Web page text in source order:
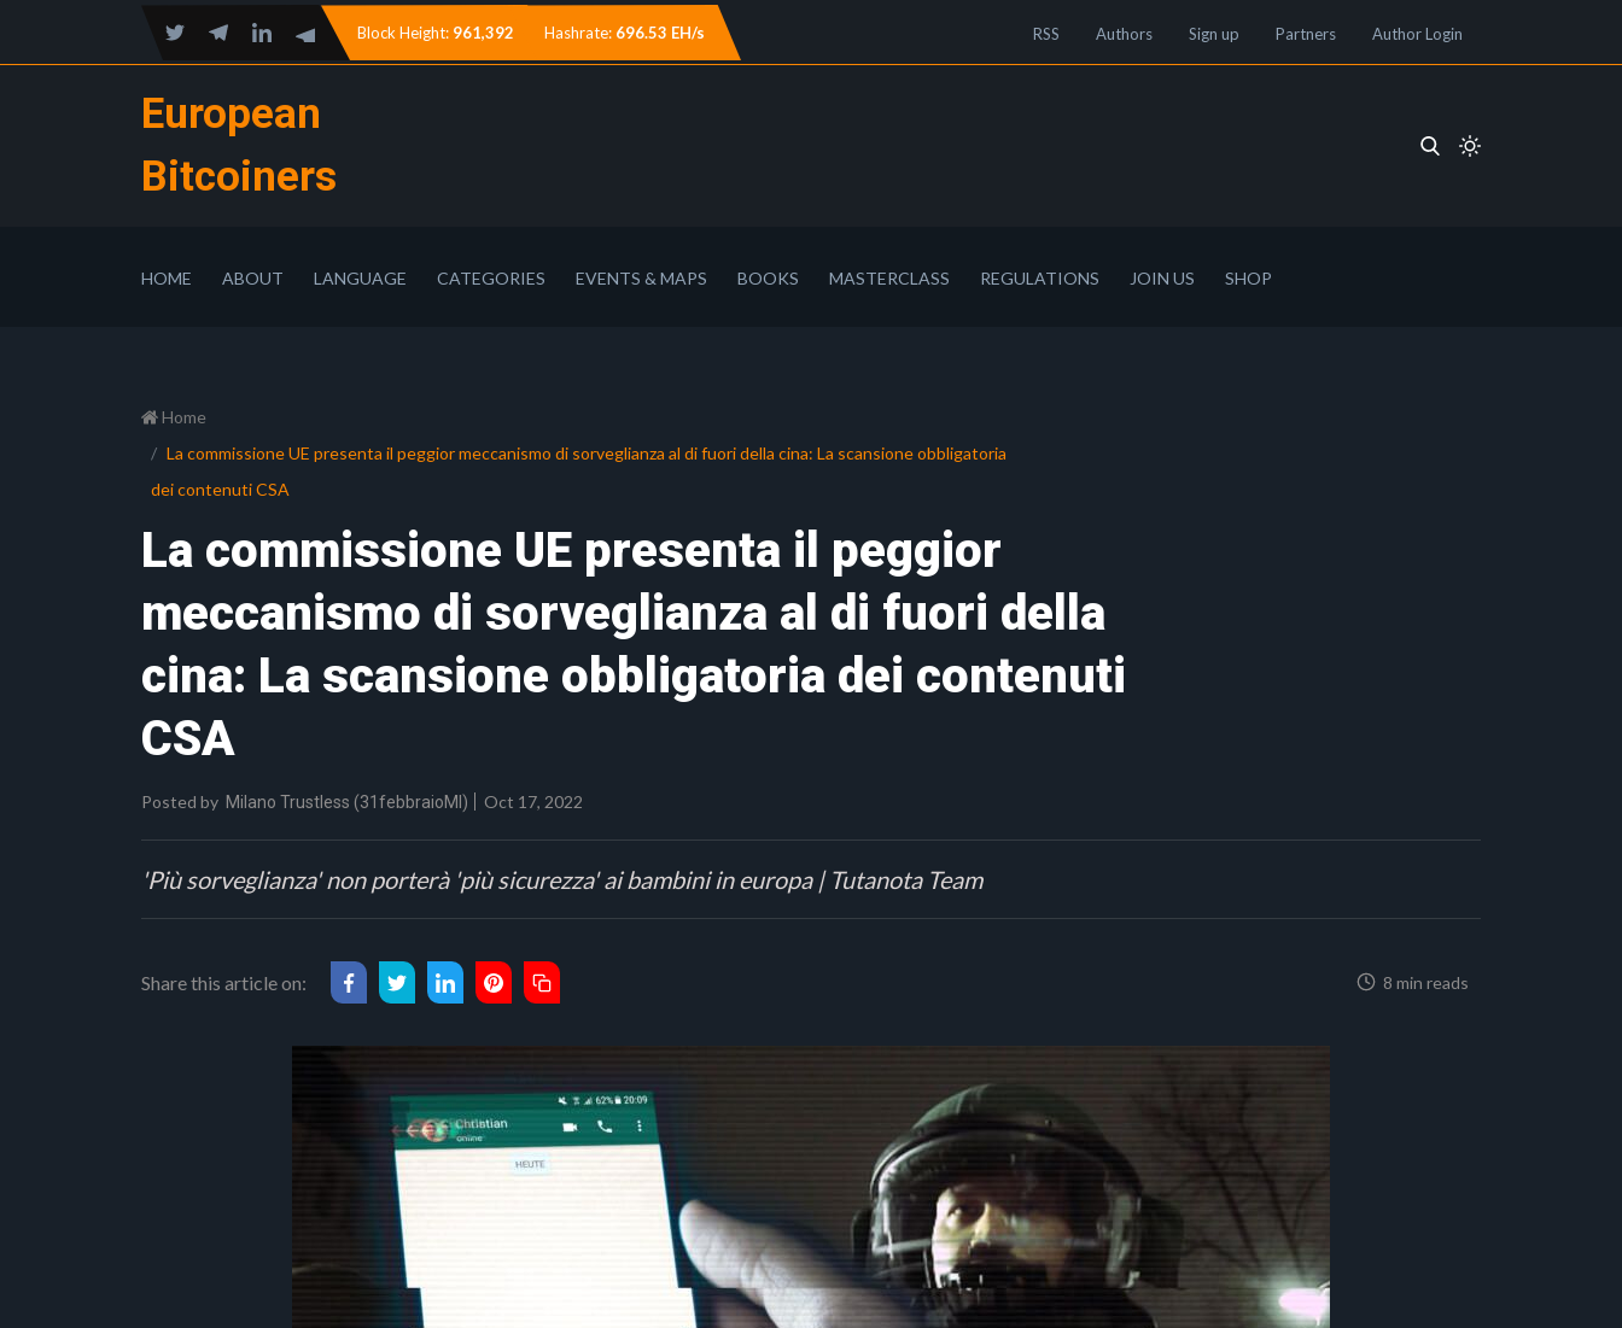
Block Height: 961,392 Hashrate: 696.53 EH/s RSS Authors Sign up Partners Author Login
European
Bitcoiners
HOME ABOUT LANGUAGE CATEGORIES EVENTS & MAPS BOOKS MASTERCLASS REGULATIONS JOIN US SHOP
Home
La commissione UE presenta il peggior meccanismo di sorveglianza al di fuori della cina: La scansione obbligatoria
dei contenuti CSA
La commissione UE presenta il peggior
meccanismo di sorveglianza al di fuori della
cina: La scansione obbligatoria dei contenuti
CSA
Posted by Milano Trustless (31febbraioMI) Oct 17, 2022
'Più sorveglianza' non porterà 'più sicurezza' ai bambini in europa | Tutanota Team
Share this article on: 8 min reads